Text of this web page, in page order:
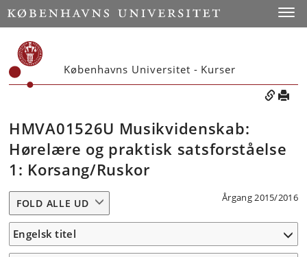
Københavns Universitet - Kurser
HMVA01526U Musikvidenskab:
Hørelære og praktisk satsforståelse
1: Korsang/Ruskor
Årgang 2015/2016
FOLD ALLE UD
Engelsk titel